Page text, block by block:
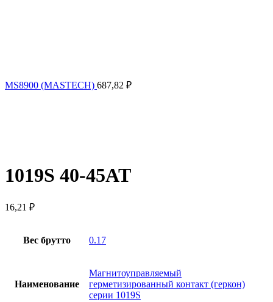
MS8900 (MASTECH) 687,82 ₽
1019S 40-45AT
16,21 ₽
Вес брутто 0.17
Наименование
Магнитоуправляемый
герметизированный контакт (геркон)
серии 1019S